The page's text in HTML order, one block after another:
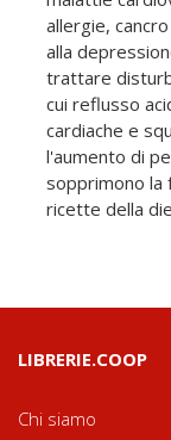
allergie,
alla
trattare
cui reflusso
cardiache e
l'aumento di
sopprimono la
ricette della
LIBRERIE.COOP
Chi siamo